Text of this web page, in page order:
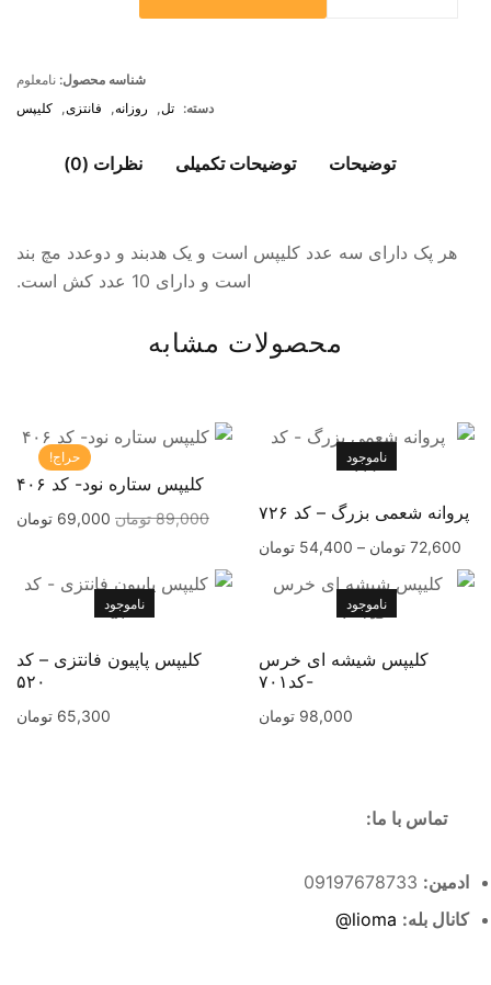
شناسه محصول: نامعلوم
دسته: تل روزانه فانتزی کلیپس
توضیحات توضیحات تکمیلی نظرات (0)
هر پک دارای سه عدد کلیپس است و یک هدبند و دوعدد مچ بند
است و دارای 10 عدد کش است.
محصولات مشابه
ناموجود
پروانه شعمی بزرگ – کد ۷۲۶
72,600 تومان –
54,400 تومان
حراج!
کلیپس ستاره نود- کد ۴۰۶
89,000 تومان 69,000 تومان
ناموجود
کلیپس شیشه ای خرس
-کد۷۰۱
98,000 تومان
ناموجود
کلیپس پاپیون فانتزی – کد
۵۲۰
65,300 تومان
تماس با ما:
ادمین:
کانال بله: lioma@